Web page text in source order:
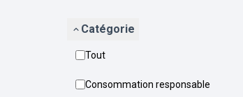
Catégorie
Tout
Consommation responsable